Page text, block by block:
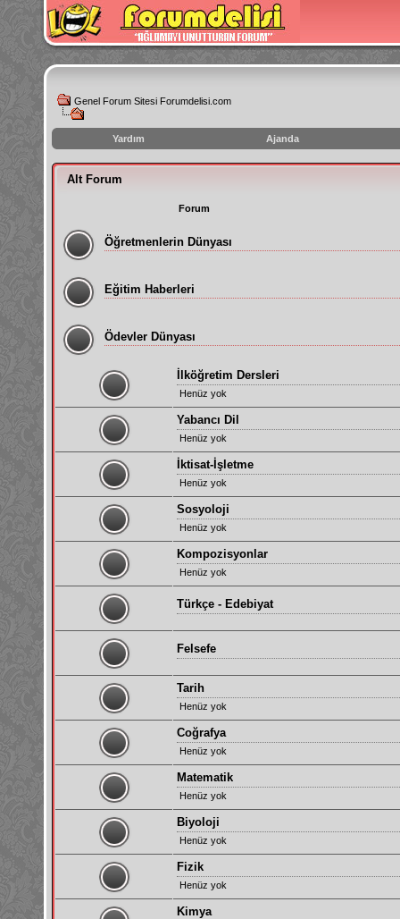
Genel Forum Sitesi Forumdelisi.com
Yardım Ajanda
instagram
izlenme
Alt Forum
Forum
Öğretmenlerin Dünyası
Eğitim Haberleri
Ödevler Dünyası
İlköğretim Dersleri
Henüz yok
Yabancı Dil
Henüz yok
İktisat-İşletme
Henüz yok
Sosyoloji
Henüz yok
Kompozisyonlar
Henüz yok
Türkçe - Edebiyat
Felsefe
Tarih
Henüz yok
Coğrafya
Henüz yok
Matematik
Henüz yok
Biyoloji
Henüz yok
Fizik
Henüz yok
Kimya